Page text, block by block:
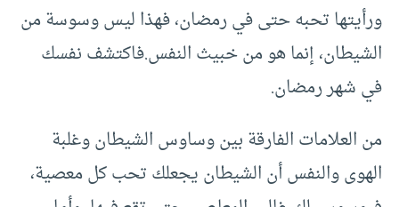
ورأيتها تحبه حتى في رمضان، فهذا ليس وسوسة من
الشيطان، إنما هو من خبيث النفس.فاكتشف نفسك
في شهر رمضان.
من العلامات الفارقة بين وساوس الشيطان وغلبة
الهوى والنفس أن الشيطان يجعلك تحب كل معصية،